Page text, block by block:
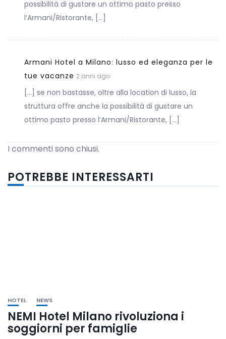
possibilità di gustare un ottimo pasto presso
l‘Armani/Ristorante, […]
Armani Hotel a Milano: lusso ed eleganza per le
tue vacanze 2 anni ago
[…] se non bastasse, oltre alla location di lusso, la
struttura offre anche la possibilità di gustare un
ottimo pasto presso l‘Armani/Ristorante, […]
I commenti sono chiusi.
POTREBBE INTERESSARTI
HOTEL NEWS
NEMI Hotel Milano rivoluziona i
soggiorni per famiglie